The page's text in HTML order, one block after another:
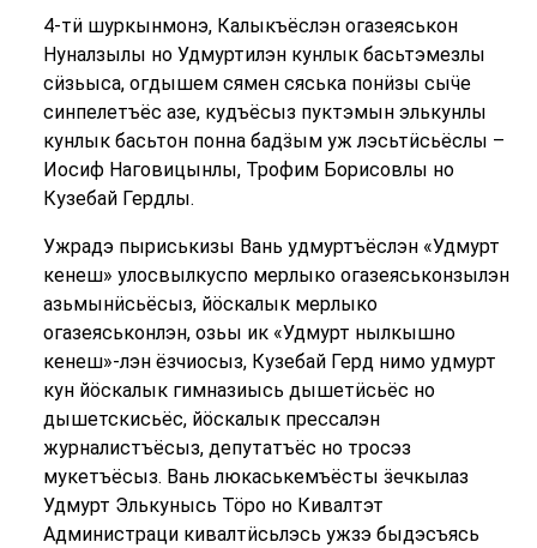
4-тӥ шуркынмонэ, Калыкъёслэн огазеяськон
Нуналзылы но Удмуртилэн кунлык басьтэмезлы
сӥзьыса, огдышем сямен сяська понӥзы сыӵе
синпелетъёс азе, кудъёсыз пуктэмын элькунлы
кунлык басьтон понна бадӟым уж лэсьтӥсьёслы –
Иосиф Наговицынлы, Трофим Борисовлы но
Кузебай Гердлы.
Ужрадэ пыриськизы Вань удмуртъёслэн «Удмурт
кенеш» улосвылкуспо мерлыко огазеяськонзылэн
азьмынӥсьёсыз, йӧскалык мерлыко
огазеяськонлэн, озьы ик «Удмурт нылкышно
кенеш»-лэн ёзчиосыз, Кузебай Герд нимо удмурт
кун йӧскалык гимназиысь дышетӥсьёс но
дышетскисьёс, йӧскалык прессалэн
журналистъёсыз, депутатъёс но тросэз
мукетъёсыз. Вань люкаськемъёсты ӟечкылаз
Удмурт Элькунысь Тӧро но Кивалтэт
Администраци кивалтӥсьлэсь ужзэ быдэсъясь